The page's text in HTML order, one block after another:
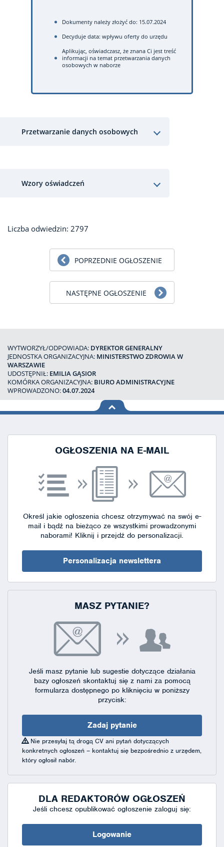
Dokumenty należy złożyć do: 15.07.2024
Decyduje data: wpływu oferty do urzędu
Aplikując, oświadczasz, że znana Ci jest treść
informacji na temat przetwarzania danych
osobowych w naborze
Przetwarzanie danych osobowych
Wzory oświadczeń
Liczba odwiedzin: 2797
POPRZEDNIE OGŁOSZENIE
NASTĘPNE OGŁOSZENIE
WYTWORZYŁ/ODPOWIADA: DYREKTOR GENERALNY
JEDNOSTKA ORGANIZACYJNA: MINISTERSTWO ZDROWIA W
WARSZAWIE
UDOSTĘPNIŁ: EMILIA GĄSIOR
KOMÓRKA ORGANIZACYJNA: BIURO ADMINISTRACYJNE
WPROWADZONO:04.07.2024
na górę
OGŁOSZENIA NA E-MAIL
Określ jakie ogłoszenia chcesz otrzymywać na swój e-
mail i bądź na bieżąco ze wszystkimi prowadzonymi
naborami! Kliknij i przejdź do personalizacji.
Personalizacja newslettera
MASZ PYTANIE?
Jeśli masz pytanie lub sugestie dotyczące działania
bazy ogłoszeń skontaktuj się z nami za pomocą
formularza dostępnegopo kliknięciu w poniższy
przycisk:
Zadaj pytanie
Nie przesyłaj tą drogą CV ani pytań dotyczących
konkretnych ogłoszeń – kontaktuj się bezpośrednio z urzędem,
który ogłosił nabór.
DLA REDAKTORÓW OGŁOSZEŃ
Jeśli chcesz opublikować ogłoszenie zaloguj się:
Logowanie